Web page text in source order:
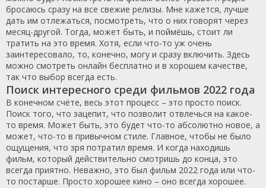
бросаюсь сразу на все свежие релизы. Мне кажется, лучше
дать им отлежаться, посмотреть, что о них говорят через
месяц-другой. Тогда, может быть, и поймёшь, стоит ли
тратить на это время. Хотя, если что-то уж очень
заинтересовало, то, конечно, могу и сразу включить. Здесь
можно смотреть онлайн бесплатно и в хорошем качестве,
так что выбор всегда есть.
Поиск интересного среди фильмов 2022 года
В конечном счёте, весь этот процесс – это просто поиск.
Поиск того, что зацепит, что позволит отвлечься на какое-
то время. Может быть, это будет что-то абсолютно новое, а
может, что-то в привычном стиле. Главное, чтобы не было
ощущения, что зря потратил время. И когда находишь
фильм, который действительно смотришь до конца, это
всегда приятно. Неважно, это был фильм 2022 года или что-
то постарше. Просто хорошее кино – оно всегда хорошее.